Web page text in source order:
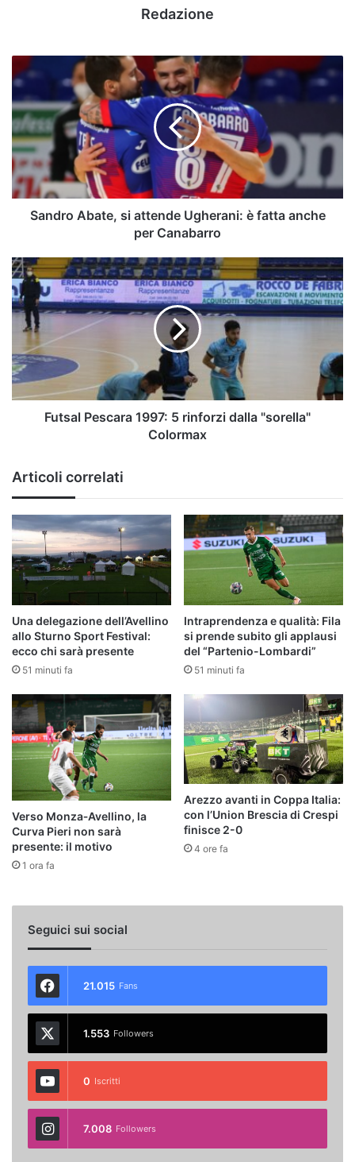
Redazione
Sandro
Abate,
attende
Ugherani:
è
fatta
anche
per
Canabarro
Sandro Abate, si attende Ugherani: è fatta anche
per Canabarro
Futsal
Pescara
1997:
5
rinforzi
dalla
"sorella"
Colormax
Futsal Pescara 1997: 5 rinforzi dalla "sorella"
Colormax
Articoli correlati
Una delegazione dell’Avellino
allo Sturno Sport Festival:
ecco chi sarà presente
51 minuti fa
Intraprendenza e qualità: Fila
si prende subito gli applausi
del “Partenio-Lombardi”
51 minuti fa
Verso Monza‑Avellino, la
Curva Pieri non sarà
presente: il motivo
1 ora fa
Arezzo avanti in Coppa Italia:
con l’Union Brescia di Crespi
finisce 2-0
4 ore fa
Seguici sui social
21.015 Fans
1.553 Followers
0 Iscritti
7.008 Followers